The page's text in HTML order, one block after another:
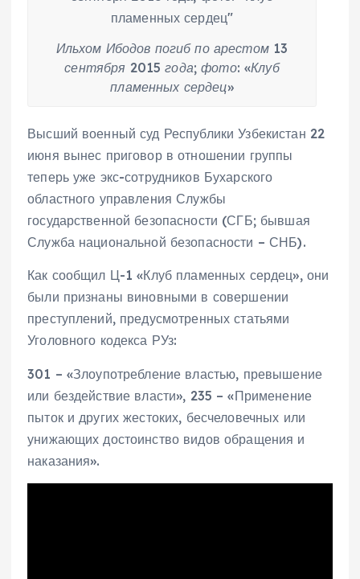
Ильхом Ибодов погиб по арестом 13
сентября 2015 года; фото: «Клуб
пламенных сердец»
Высший военный суд Республики Узбекистан 22
июня вынес приговор в отношении группы
теперь уже экс-сотрудников Бухарского
областного управления Службы
государственной безопасности (СГБ; бывшая
Служба национальной безопасности – СНБ).
Как сообщил Ц-1 «Клуб пламенных сердец», они
были признаны виновными в совершении
преступлений, предусмотренных статьями
Уголовного кодекса РУз:
301 – «Злоупотребление властью, превышение
или бездействие власти», 235 – «Применение
пыток и других жестоких, бесчеловечных или
унижающих достоинство видов обращения и
наказания».